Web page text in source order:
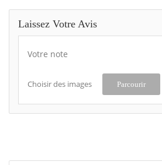
Laissez Votre Avis
Votre note
Choisir des images Parcourir